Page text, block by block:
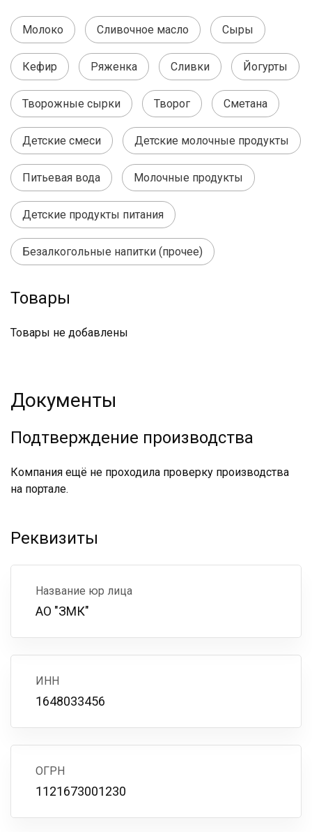
Молоко Сливочное масло Сыры
Кефир Ряженка Сливки Йогурты
Творожные сырки Творог Сметана
Детские смеси Детские молочные продукты
Питьевая вода Молочные продукты
Детские продукты питания
Безалкогольные напитки (прочее)
Товары
Товары не добавлены
Документы
Подтверждение производства
Компания ещё не проходила проверку производства
на портале.
Реквизиты
Название юр лица
АО "ЗМК"
ИНН
1648033456
ОГРН
1121673001230